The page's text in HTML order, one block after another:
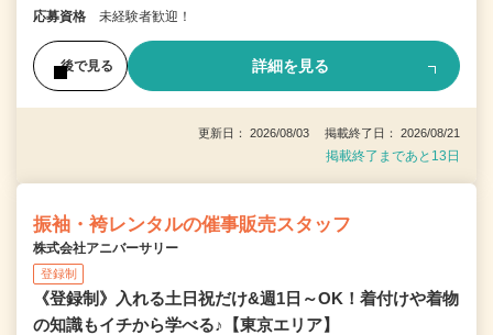
応募資格 未経験者歓迎！
後で見る 詳細を見る
更新日： 2026/08/03 掲載終了日： 2026/08/21
掲載終了まであと13日
振袖・袴レンタルの催事販売スタッフ
株式会社アニバーサリー
登録制
《登録制》入れる土日祝だけ&週1日～OK！着付けや着物
の知識もイチから学べる♪【東京エリア】